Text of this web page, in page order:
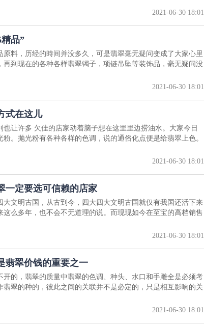
2021-06-30 18:01
品”
料，历经的時间并没多久，可是翡翠毫无疑问变成了大家心里
到现在的各种各样翡翠镯子，项链吊坠等装饰品，毫无疑问没
2021-06-30 18:01
式在这儿
让许多 欠佳的店家动着脑子想在这里里边捞油水。大家今日
。抛光粉有各种各样的色调，说的通俗化点便是给翡翠上色。
2021-06-30 18:01
一定要选可信赖的店家
文明古国，从古到今，四大四大文明古国就仅有我国还活下来
么多年，也不会不无道理的说。而现现如今在至宝的高档销售
2021-06-30 18:01
翡翠价钱的重要之一
的，翡翠的质量中翡翠的色调、种头、水口和手雕全是必须考
翠的种的，彼此之间的关联并不是必定的，只是相互影响的关
2021-06-30 18:01